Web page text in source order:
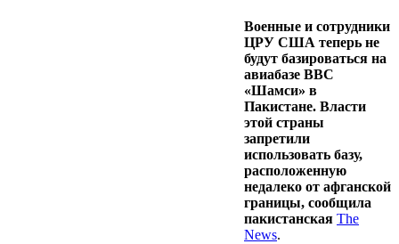
Военные и сотрудники
ЦРУ США теперь не
будут базироваться на
авиабазе ВВС
«Шамси» в
Пакистане. Власти
этой страны
запретили
использовать базу,
расположенную
недалеко от афганской
границы, сообщила
пакистанская The
News.